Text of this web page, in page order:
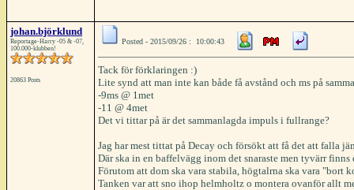
johan.björklund
Reportage-Harry -05 & -07,
100.000-klubben!
20863 Posts
Posted - 2015/09/26 : 10:00:43
Tack för förklaringen :)
Lite synd att man inte kan både få avstånd och ms på
-9ms @ 1met
-11 @ 4met
Det vi tittar på är det sammanlagda impuls i fullrange?
Jag har mest tittat på Decay och försökt att få det att falla
Där ska in en baffelvägg inom det snaraste men tyvärr
Förutom att dom ska vara stabila, högtalrna ska vara "bort
Tanken var att sno ihop helmholtz o montera ovanför allt